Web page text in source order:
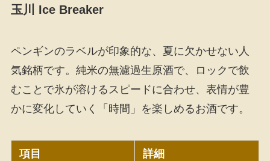
玉川 Ice Breaker
ペンギンのラベルが印象的な、夏に欠かせない人
気銘柄です。純米の無濾過生原酒で、ロックで飲
むことで氷が溶けるスピードに合わせ、表情が豊
かに変化していく「時間」を楽しめるお酒です。
項目 詳細